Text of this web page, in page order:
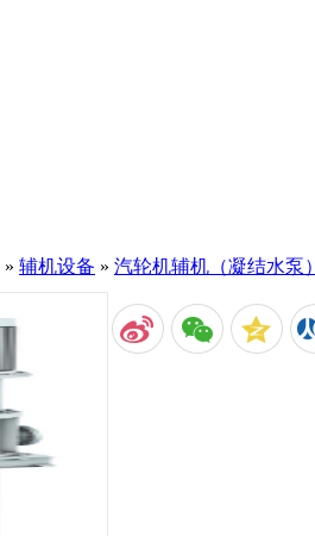
» 辅机设备 » 汽轮机辅机（凝结水泵）